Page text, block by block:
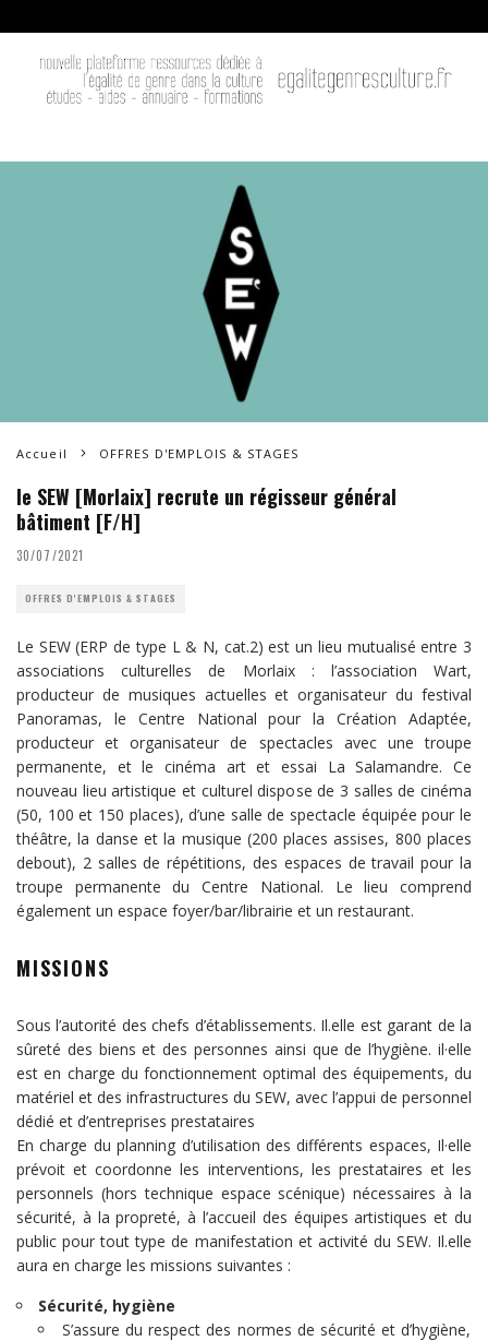
Accueil OFFRES D'EMPLOIS & STAGES
le SEW [Morlaix] recrute un régisseur général
bâtiment [F/H]
30/07/2021
OFFRES D'EMPLOIS & STAGES
Le SEW (ERP de type L & N, cat.2) est un lieu mutualisé entre 3
associations culturelles de Morlaix : l’association Wart,
producteur de musiques actuelles et organisateur du festival
Panoramas, le Centre National pour la Création Adaptée,
producteur et organisateur de spectacles avec une troupe
permanente, et le cinéma art et essai La Salamandre. Ce
nouveau lieu artistique et culturel dispose de 3 salles de cinéma
(50, 100 et 150 places), d’une salle de spectacle équipée pour le
théâtre, la danse et la musique (200 places assises, 800 places
debout), 2 salles de répétitions, des espaces de travail pour la
troupe permanente du Centre National. Le lieu comprend
également un espace foyer/bar/librairie et un restaurant.
MISSIONS
Sous l’autorité des chefs d’établissements. Il.elle est garant de la
sûreté des biens et des personnes ainsi que de l’hygiène. il·elle
est en charge du fonctionnement optimal des équipements, du
matériel et des infrastructures du SEW, avec l’appui de personnel
dédié et d’entreprises prestataires
En charge du planning d’utilisation des différents espaces, Il·elle
prévoit et coordonne les interventions, les prestataires et les
personnels (hors technique espace scénique) nécessaires à la
sécurité, à la propreté, à l’accueil des équipes artistiques et du
public pour tout type de manifestation et activité du SEW. Il.elle
aura en charge les missions suivantes :
Sécurité, hygiène
S’assure du respect des normes de sécurité et d’hygiène,